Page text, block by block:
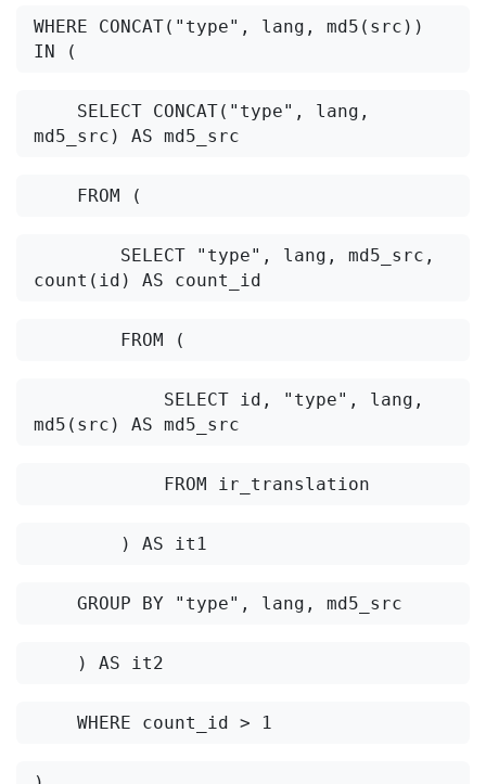
WHERE CONCAT("type", lang, md5(src))
IN (
SELECT CONCAT("type", lang,
md5_src) AS md5_src
FROM (
SELECT "type", lang, md5_src,
count(id) AS count_id
FROM (
SELECT id, "type", lang,
md5(src) AS md5_src
FROM ir_translation
) AS it1
GROUP BY "type", lang, md5_src
) AS it2
WHERE count_id > 1